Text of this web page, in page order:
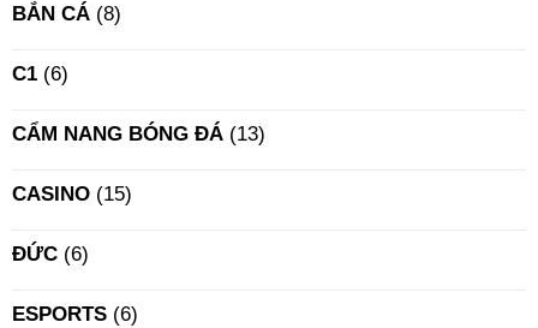
BẮN CÁ (8)
C1 (6)
CẨM NANG BÓNG ĐÁ (13)
CASINO (15)
ĐỨC (6)
ESPORTS (6)